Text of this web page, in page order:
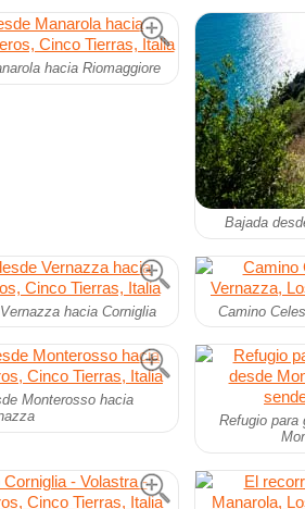
hacia Riomaggiore
Bajada
hacia Corniglia Camino
Monterosso hacia
Refugio para